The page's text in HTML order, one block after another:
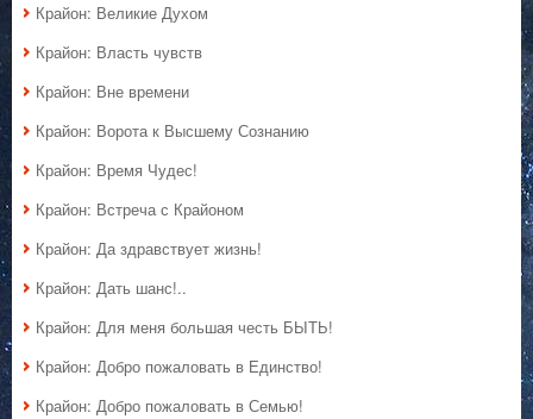
Крайон: Великие Духом
Крайон: Власть чувств
Крайон: Вне времени
Крайон: Ворота к Высшему Сознанию
Крайон: Время Чудес!
Крайон: Встреча с Крайоном
Крайон: Да здравствует жизнь!
Крайон: Дать шанс!..
Крайон: Для меня большая честь БЫТЬ!
Крайон: Добро пожаловать в Единство!
Крайон: Добро пожаловать в Семью!